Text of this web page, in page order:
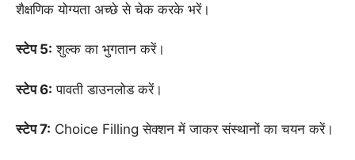
शैक्षणिक योग्यता अच्छे से चेक करके भरें।
स्टेप 5: शुल्क का भुगतान करें।
स्टेप 6: पावती डाउनलोड करें।
स्टेप 7: Choice Filling सेक्शन में जाकर संस्थानों का चयन करें।